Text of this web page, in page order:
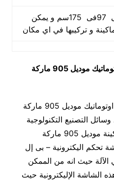
70 فى 97فى 175سم و يمكن
و تركيبها في اي مكان
موديل 905 ماركة
تم تصميم ماكينات تعبئة بودر اوتوماتيك موديل 905 ماركة
التصنيع التكنولوجية
الحديثة والمتقدمة ، هذه الماكينة موديل 905 ماركة
تحكم اليكترونية – بى إل
حيث انه من الممكن
الإليكترونية حيث